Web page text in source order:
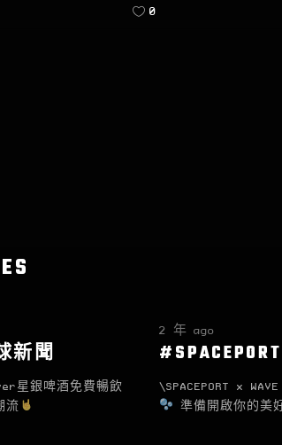
0
新聞
星銀啤酒免費暢飲
流
2 年 ago
\SPACEPORT x
準備開啟你的美